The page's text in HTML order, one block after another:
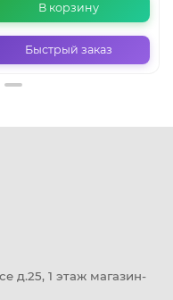
В корзину
Быстрый заказ
д.25, 1 этаж магазин-